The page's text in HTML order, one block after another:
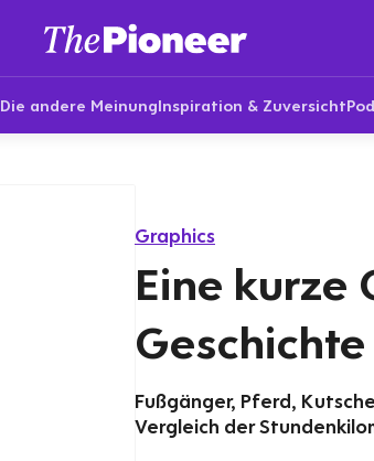
Die andere MeinungInspiration & Zuversicht
Graphics
Eine kurze
Fußgänger, Pferd,
Vergleich der